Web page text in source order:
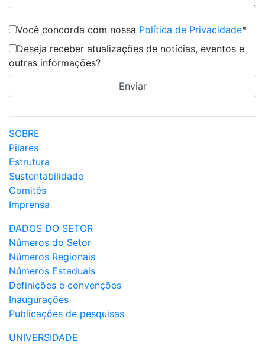
Você concorda com nossa Política de Privacidade*
Deseja receber atualizações de notícias, eventos e
outras informações?
SOBRE
Pilares
Estrutura
Sustentabilidade
Comitês
Imprensa
DADOS DO SETOR
Números do Setor
Números Regionais
Números Estaduais
Definições e convenções
Inaugurações
Publicações de pesquisas
UNIVERSIDADE